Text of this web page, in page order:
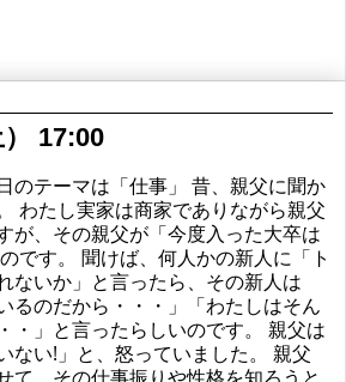
17:00
のテーマは「仕事」 昔、親父に聞か
わたし実家は商家でありながら親父
が、その親父が「今度入った大卒は
です。 聞けば、何人かの新人に「ト
ないか」と言ったら、その新人は
るのだから・・・」「わたしはそん
・」と言ったらしいのです。 親父は
ない!」と、怒っていました。 親父